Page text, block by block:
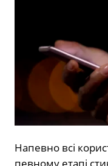
Напевно всі
певному етапі